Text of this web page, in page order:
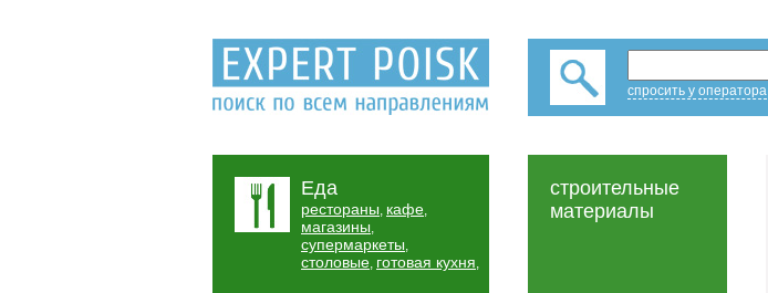
спросить у оператора
Еда
рестораны, кафе,
магазины,
супермаркеты,
столовые, готовая кухня,
строительные
материалы